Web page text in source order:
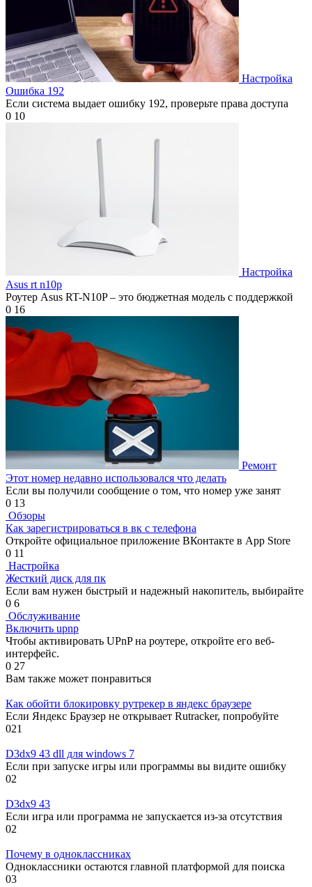
Настройка
Ошибка 192
Если система выдает ошибку 192, проверьте права доступа
0 10
Настройка
Asus rt n10p
Роутер Asus RT-N10P – это бюджетная модель с поддержкой
0 16
Ремонт
Этот номер недавно использовался что делать
Если вы получили сообщение о том, что номер уже занят
0 13
Обзоры
Как зарегистрироваться в вк с телефона
Откройте официальное приложение ВКонтакте в App Store
0 11
Настройка
Жесткий диск для пк
Если вам нужен быстрый и надежный накопитель, выбирайте
0 6
Обслуживание
Включить upnp
Чтобы активировать UPnP на роутере, откройте его веб-
интерфейс.
0 27
Вам также может понравиться
Как обойти блокировку рутрекер в яндекс браузере
Если Яндекс Браузер не открывает Rutracker, попробуйте
021
D3dx9 43 dll для windows 7
Если при запуске игры или программы вы видите ошибку
02
D3dx9 43
Если игра или программа не запускается из-за отсутствия
02
Почему в одноклассниках
Одноклассники остаются главной платформой для поиска
03